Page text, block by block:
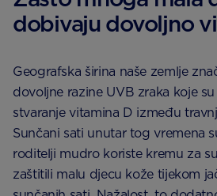
dobivaju dovoljno
Geografska širina naše zemlje
dovoljne razine UVB zraka koje
stvaranje vitamina D između
Sunčani sati unutar tog vremena
roditelji mudro koriste kremu za
zaštitili malu djecu kože tijekom